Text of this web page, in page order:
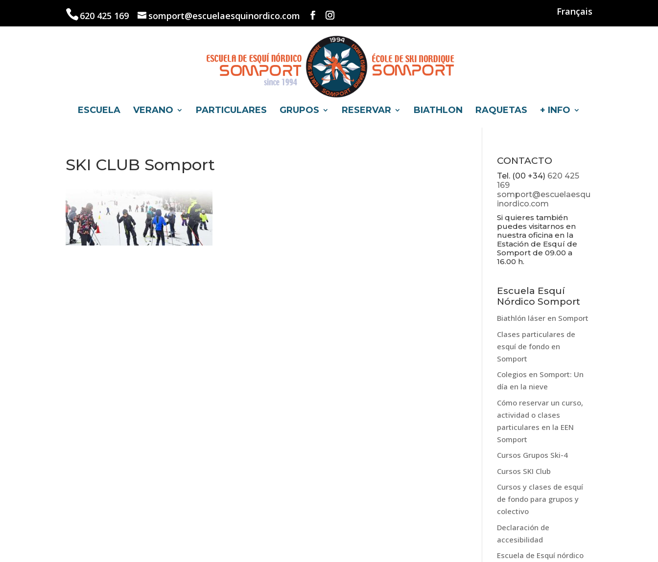
620 425 169 somport@escuelaesquinordico.com Français
ESCUELA VERANO PARTICULARES GRUPOS RESERVAR BIATHLON RAQUETAS + INFO
SKI CLUB Somport CONTACTO
Tel. (00 +34) 620 425
169
somport@escuelaesqu
inordico.com
Si quieres también
puedes visitarnos en
nuestra oficina en la
Estación de Esquí de
Somport de 09.00 a
16.00 h.
Escuela Esquí
Nórdico Somport
Biathlón láser en Somport
Clases particulares de
esquí de fondo en
Somport
Colegios en Somport: Un
día en la nieve
Cómo reservar un curso,
actividad o clases
particulares en la EEN
Somport
Cursos Grupos Ski-4
Cursos SKI Club
Cursos y clases de esquí
de fondo para grupos y
colectivo
Declaración de
accesibilidad
Escuela de Esquí nórdico